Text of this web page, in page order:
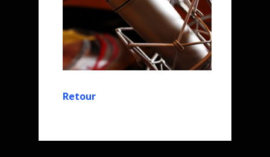
Retour